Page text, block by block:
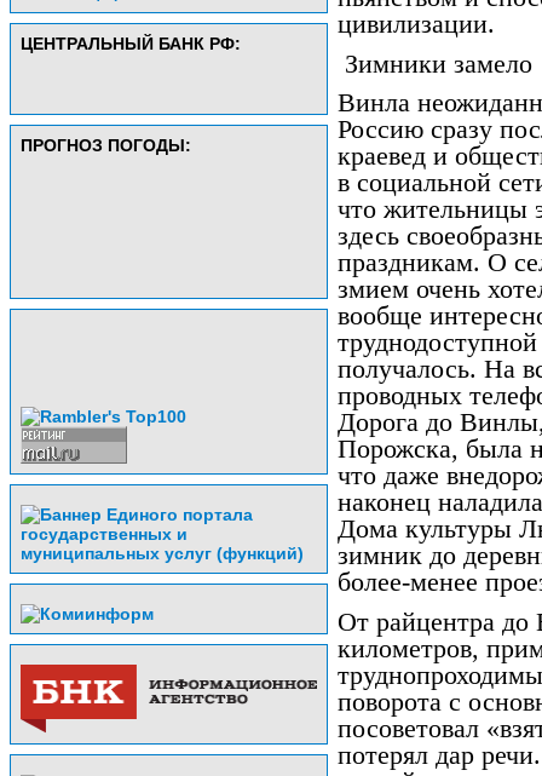
ЦЕНТРАЛЬНЫЙ БАНК РФ:
ПРОГНОЗ ПОГОДЫ:
цивилизации.
Зимники замело
Винла
Россию сразу
краевед и
в социальной
что жительницы
здесь
праздникам. О
змием очень
вообще
получалось. На
проводных
Дорога до
Порожска, была
что даже
наконец
Дома культуры
зимник до
более-менее
От райцентра до
километров,
поворота с
посоветовал
потерял дар